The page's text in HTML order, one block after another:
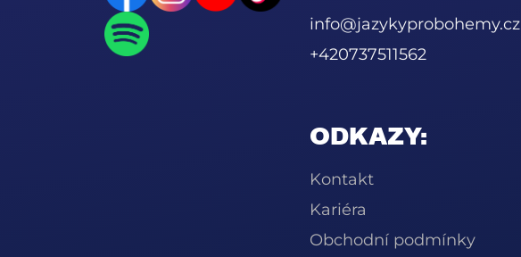
info@jazykyprobohemy.cz
+420737511562
ODKAZY:
Kontakt
Kariéra
Obchodní podmínky